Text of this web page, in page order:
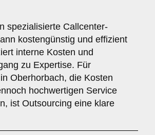
spezialisierte Callcenter-
kostengünstig und effizient
interne Kosten und
zu Expertise. Für
Oberhorbach, die Kosten
hochwertigen Service
ist Outsourcing eine klare